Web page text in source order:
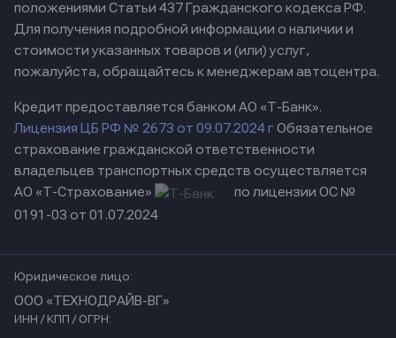
положениями Статьи 437 Гражданского кодекса РФ.
Для получения подробной информации о наличии и
стоимости указанных товаров и (или) услуг,
пожалуйста, обращайтесь к менеджерам автоцентра.
Кредит предоставляется банком АО «Т-Банк».
Лицензия ЦБ РФ № 2673 от 09.07.2024 гОбязательное
страхование гражданской ответственности
владельцев транспортных средств осуществляется
АО «Т-Страхование»
по лицензии ОС №
0191-03 от 01.07.2024
Юридическое лицо:
ООО «ТЕХНОДРАЙВ-ВГ»
ИНН / КПП / ОГРН: